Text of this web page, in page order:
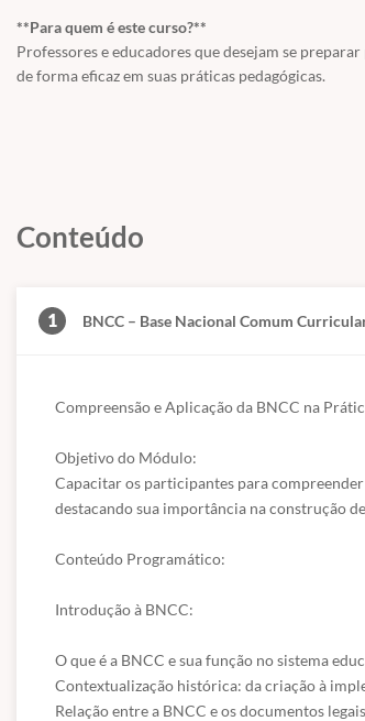
**Destaques do Curso:**
- Aulas atualizadas e com linguagem acessível.
- Material de apoio baseado em resoluções oficiais
**Para quem é este curso?**
Professores e educadores que desejam se
de forma eficaz em suas práticas pedagógicas.
Conteúdo
1 BNCC – Base Nacional Comum
Compreensão e Aplicação da BNCC na
Objetivo do Módulo:
Capacitar os participantes para
destacando sua importância na construção
Conteúdo Programático:
Introdução à BNCC:
O que é a BNCC e sua função no sistema
Contextualização histórica: da criação à
Relação entre a BNCC e os documentos